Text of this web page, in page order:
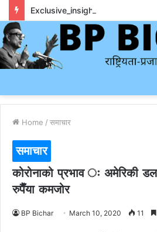
Home / समाचार
समाचार
कोरोनाको प्रभाव ः अमेरिकी
रुपैैँया कमजोर
BP Bichar March 10, 2020 11